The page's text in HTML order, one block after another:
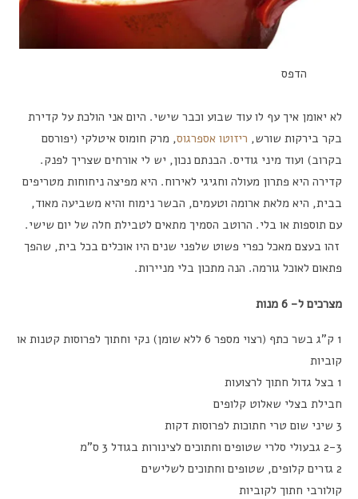
הדפס
לא יאומן איך עף לו עוד שבוע וכבר שישי. היום אני הולכת על קדירת
בקר בירקות שורש, ריזוטו אספרגוס, מרק חומוס איטלקי (יפורסם
בקרוב) ועוד מיני גודיס. הבנתם נכון, יש לי אורחים שצריך לפנק.
קדירה היא פתרון מעולה וחגיגי לאירוח. היא מפיצה ניחוחות מטריפים
בבית, היא מלאת ארומה וטעמים, הבשר נימוח והיא משביעה מאוד,
עם תוספות או בלי. הרוטב הסמיך מתאים לטבילת חלה של יום שישי.
זהו בעצם מאכל כפרי פשוט שלפני שנים היו אוכלים בכל בית, שהפך
פתאום לאוכל גורמה. הנה מתכון בלי מניירות.
מצרכים ל- 6 מנות
1 ק”ג בשר כתף (רצוי מספר 6 ללא שומן) נקי וחתוך לפרוסות קטנות או
קוביות
1 בצל גדול חתוך לרצועות
חבילת בצלי שאלוט קלופים
3 שיני שום טרי חתוכות לפרוסות דקות
2-3 גבעולי סלרי שטופים וחתוכים לצינורות בגודל 3 ס”מ
2 גזרים קלופים, שטופים וחתוכים לשלישים
קולורבי חתוך לקוביות